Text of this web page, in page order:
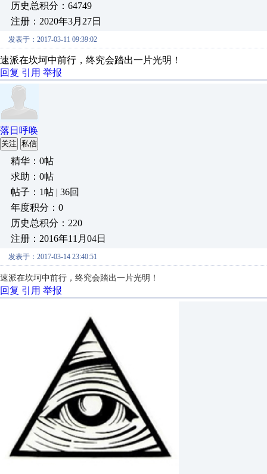
历史总积分：64749
注册：2020年3月27日
发表于：2017-03-11 09:39:02
速派在坎坷中前行，终究会踏出一片光明！
回复 引用 举报
落日呼唤
关注 私信
精华：0帖
求助：0帖
帖子：1帖 | 36回
年度积分：0
历史总积分：220
注册：2016年11月04日
发表于：2017-03-14 23:40:51
速派在坎坷中前行，终究会踏出一片光明！
回复 引用 举报